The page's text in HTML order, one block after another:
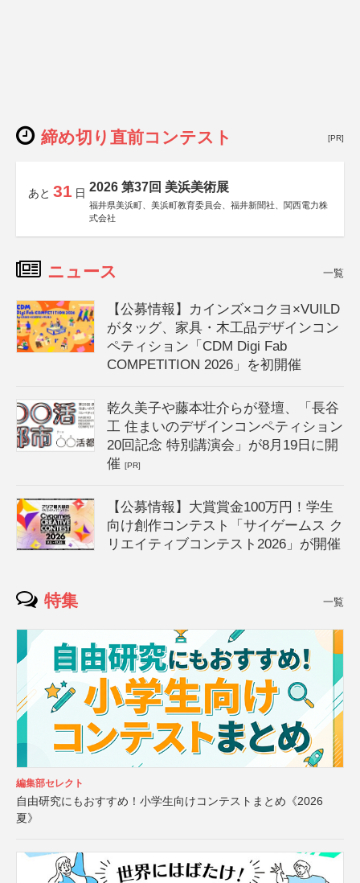
締め切り直前コンテスト [PR]
あと 31 日 2026 第37回 美浜美術展
福井県美浜町、美浜町教育委員会、福井新聞社、関西電力株
式会社
ニュース 一覧
【公募情報】カインズ×コクヨ×VUILD
がタッグ、家具・木工品デザインコン
ペティション「CDM Digi Fab
COMPETITION 2026」を初開催
乾久美子や藤本壮介らが登壇、「長谷
工 住まいのデザインコンペティション
20回記念 特別講演会」が8月19日に開
催[PR]
【公募情報】大賞賞金100万円！学生
向け創作コンテスト「サイゲームス ク
リエイティブコンテスト2026」が開催
特集 一覧
編集部セレクト
自由研究にもおすすめ！小学生向けコンテストまとめ《2026
夏》